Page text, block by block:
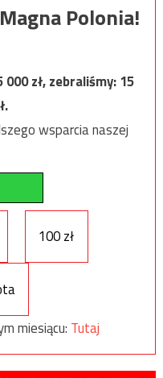
Polonia!
000zł, zebraliśmy:15
wsparcia naszej
100 zł
miesiącu: Tutaj